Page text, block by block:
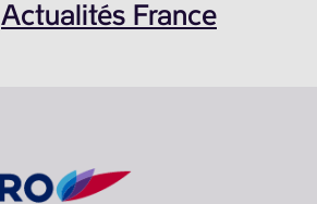
Actualités France